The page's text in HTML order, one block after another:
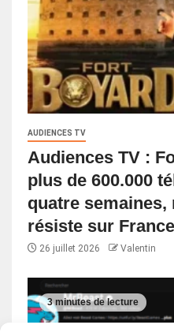
AUDIENCES TV
Audiences TV :
plus de 600.000
quatre
résiste sur
26 juillet 2026 Valentin
3 minutes de lecture